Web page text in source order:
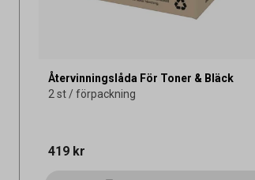
Återvinningslåda För Toner & Bläck
2 st / förpackning
419 kr